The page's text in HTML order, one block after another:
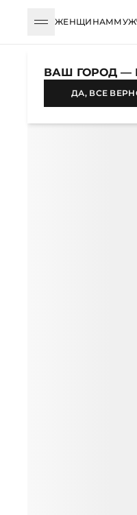
ЖЕНЩИНАМ
ВАШ ГОРОД —
ДА, ВСЕ